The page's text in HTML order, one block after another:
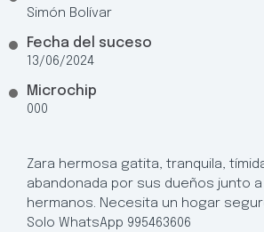
Simón Bolívar
Fecha del suceso
13/06/2024
Microchip
000
Zara hermosa gatita, tranquila,
abandonada por sus dueños junto
hermanos. Necesita un hogar
Solo WhatsApp 995463606